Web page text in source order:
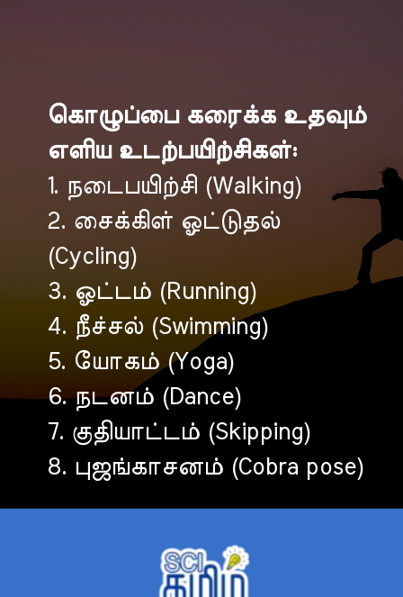
கொழுப்பை கரைக்க உதவும்
எளிய உடற்பயிற்சிகள்:
1. நடைபயிற்சி (Walking)
2. சைக்கிள் ஓட்டுதல்
(Cycling)
3. ஓட்டம் (Running)
4. நீச்சல் (Swimming)
5. யோகம் (Yoga)
6. நடனம் (Dance)
7. குதியாட்டம் (Skipping)
8. புஜங்காசனம் (Cobra pose)